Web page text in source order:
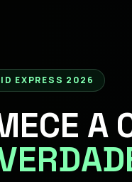
EXPRESS 2026
A